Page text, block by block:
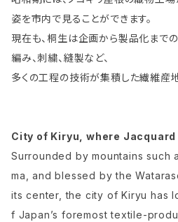
姿を市内で見ることができます。
現在も、桐生は企画から製品化までの
編み、刺繍、縫製など、
多くの工程の技術が集積した繊維産地
City of Kiryu, where Jacquard
Surrounded by mountains such
ma, and blessed by the
its center, the city of Kiryu has
f Japan’s foremost textile-